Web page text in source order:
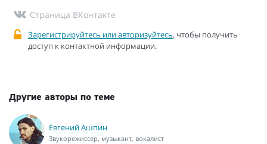
Страница ВКонтакте
Зарегистрируйтесь или авторизуйтесь, чтобы получить
доступ к контактной информации.
Другие авторы по теме
Евгений Ашпин
Звукорежиссер, музыкант, вокалист